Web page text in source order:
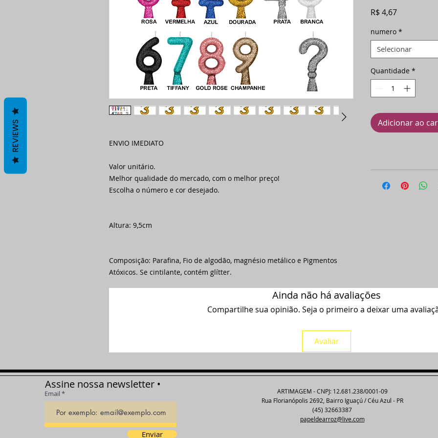
ENVIO IMEDIATO
Valor unitário.
Melhor qualidade do mercado, com o melhor preço!
Escolha o número e cor desejado.
Altura: 9,5cm
Composição: Parafina, Fio de algodão, magnésio metálico e Pigmentos
Atóxicos. Se cintilante, contém glítter.
R$ 4,67Preço
numero *
Selecionar
Quantidade *
Adicionar ao
Ainda não há avaliações
Compartilhe sua opinião. Seja o primeiro a deixar uma
Avaliar
Assine nossa newsletter •
Email
Enviar
ARTIMAGEM - CNPJ: 12.681.238/0001-09
Rua Florianópolis 2692, Bairro Iguaçú / Céu Azul - PR
(45) 32663387
papeldearroz@live.com
REVIEWS